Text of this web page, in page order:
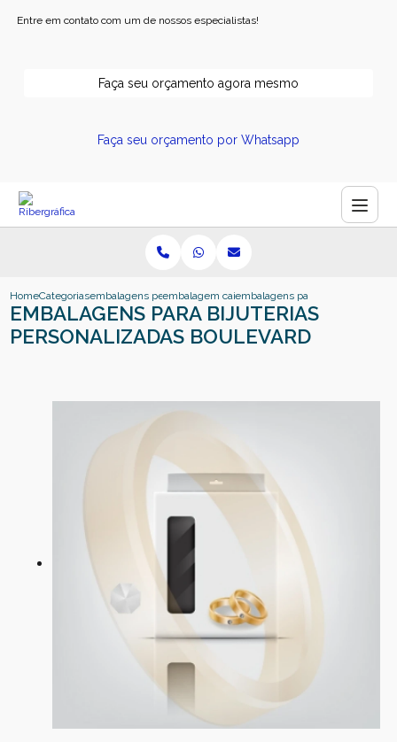
Entre em contato com um de nossos especialistas!
Faça seu orçamento agora mesmo
Faça seu orçamento por Whatsapp
HomeCategoriasembalagens personalizadasembalagem caixa personalizada
embalagens para bijuterias
EMBALAGENS PARA BIJUTERIAS
PERSONALIZADAS BOULEVARD